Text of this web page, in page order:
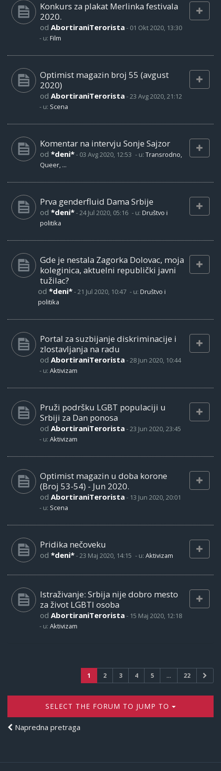
Konkurs za plakat Merlinka festivala
2020.
od AbortiraniTerorista- 01 Okt 2020, 13:30
- u: Film
Optimist magazin broj 55 (avgust
2020)
od AbortiraniTerorista-23 Avg 2020, 21:12
- u: Scena
Komentar na intervju Sonje Sajzor
od *deni*- 03 Avg 2020, 12:53 - u: Transrodno,
Queer, ...
Prva genderfluid Dama Srbije
od *deni*-24 Jul 2020, 05:16 - u: Društvo i
politika
Gde je nestala Zagorka Dolovac, moja
koleginica, aktuelni republički javni
tužilac?
od *deni*-21 Jul 2020, 10:47 - u: Društvo i
politika
Portal za suzbijanje diskriminacije i
zlostavljanja na radu
od AbortiraniTerorista-28 Jun 2020, 10:44
- u: Aktivizam
Pruži podršku LGBT populaciji u
Srbiji za Dan ponosa
od AbortiraniTerorista-23 Jun 2020, 23:45
- u: Aktivizam
Optimist magazin u doba korone
(Broj 53-54) - Jun 2020.
od AbortiraniTerorista- 13 Jun 2020, 20:01
- u: Scena
Pridika nečoveku
od *deni*-23 Maj 2020, 14:15 - u: Aktivizam
Istraživanje: Srbija nije dobro mesto
za život LGBTI osoba
od AbortiraniTerorista- 15 Maj 2020, 12:18
- u: Aktivizam
1 2 3 4 5 … 22
SELECT THE FORUM TO JUMP TO
Napredna pretraga